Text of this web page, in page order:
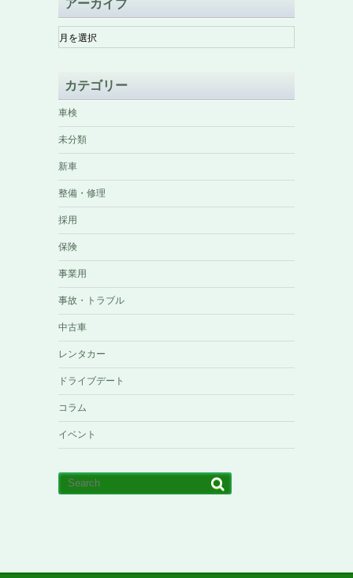
アーカイブ
ア
ー
ブカテゴリー
車検
未分類
新車
整備・修理
採用
保険
事業用
事故・トラブル
中古車
レンタカー
ドライブデート
コラム
イベント